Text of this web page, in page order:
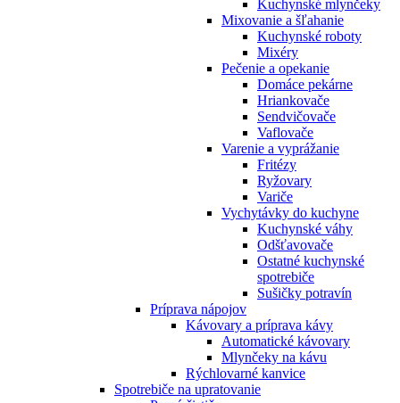
Kuchynské mlynčeky
Mixovanie a šľahanie
Kuchynské roboty
Mixéry
Pečenie a opekanie
Domáce pekárne
Hriankovače
Sendvičovače
Vaflovače
Varenie a vyprážanie
Fritézy
Ryžovary
Variče
Vychytávky do kuchyne
Kuchynské váhy
Odšťavovače
Ostatné kuchynské
spotrebiče
Sušičky potravín
Príprava nápojov
Kávovary a príprava kávy
Automatické kávovary
Mlynčeky na kávu
Rýchlovarné kanvice
Spotrebiče na upratovanie